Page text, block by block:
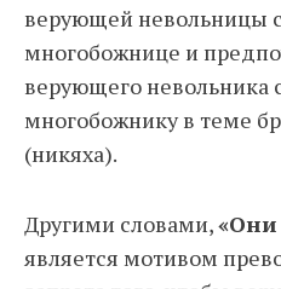
верующей невольницы
многобожнице и
верующего невольника
многобожнику в теме
(никяха).
Другими словами,«Они
является мотивом